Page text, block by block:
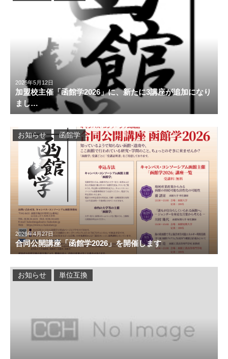
2026年5月12日
加盟校主催「函館学2026」に、新たに3講座が追加になり
まし…
2026年4月27日
合同公開講座「函館学2026」を開催します
お知らせ 函館学
お知らせ 単位互換